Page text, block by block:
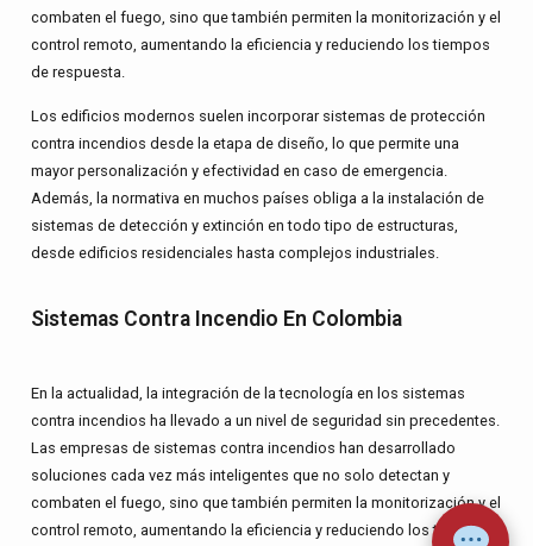
combaten el fuego, sino que también permiten la monitorización y el
control remoto, aumentando la eficiencia y reduciendo los tiempos
de respuesta.
Los edificios modernos suelen incorporar sistemas de protección
contra incendios desde la etapa de diseño, lo que permite una
mayor personalización y efectividad en caso de emergencia.
Además, la normativa en muchos países obliga a la instalación de
sistemas de detección y extinción en todo tipo de estructuras,
desde edificios residenciales hasta complejos industriales.
Sistemas Contra Incendio En Colombia
En la actualidad, la integración de la tecnología en los sistemas
contra incendios ha llevado a un nivel de seguridad sin precedentes.
Las empresas de sistemas contra incendios han desarrollado
soluciones cada vez más inteligentes que no solo detectan y
combaten el fuego, sino que también permiten la monitorización y el
control remoto, aumentando la eficiencia y reduciendo los tiempos